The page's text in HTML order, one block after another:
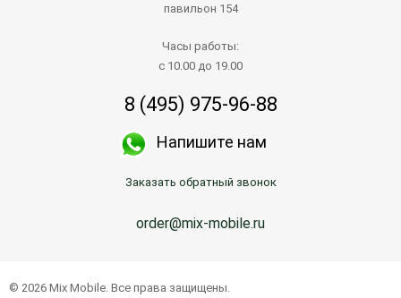
павильон 154
Часы работы:
с 10.00 до 19.00
8 (495) 975-96-88
Напишите нам
Заказать обратный звонок
order@mix-mobile.ru
© 2026 Mix Mobile. Все права защищены.